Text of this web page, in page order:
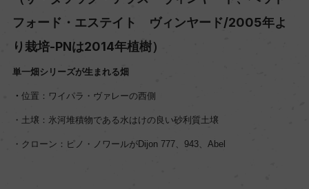
フォード・エステイト ヴィンヤード/2005年よ
り栽培-PNは2014年植樹）
単一畑シリーズが生まれる畑
・ 位置： ワイパラ・ヴァレーの西側
・土壌：氷河堆積物である水はけの良い砂利質土壌
・クローン：ピノ・ノワールがDijon 777、943、Abel